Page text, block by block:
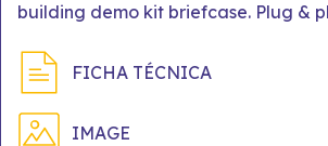
building demo kit briefcase. Plug &
FICHA TÉCNICA
IMAGE